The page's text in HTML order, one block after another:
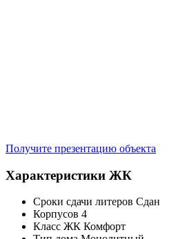
Получите презентацию объекта
Характеристики ЖК
Сроки сдачи литеров Сдан
Корпусов 4
Класс ЖК Комфорт